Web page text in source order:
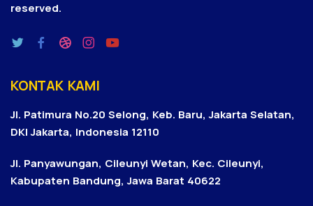
reserved.
KONTAK KAMI
Jl. Patimura No.20 Selong, Keb. Baru, Jakarta Selatan,
DKI Jakarta, Indonesia 12110
Jl. Panyawungan, Cileunyi Wetan, Kec. Cileunyi,
Kabupaten Bandung, Jawa Barat 40622